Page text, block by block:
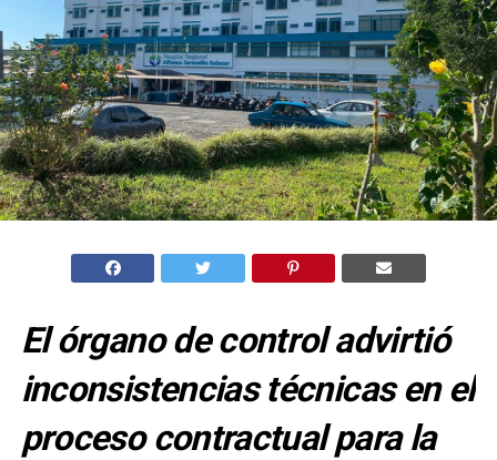
El órgano de control advirtió
inconsistencias técnicas en el
proceso contractual para la